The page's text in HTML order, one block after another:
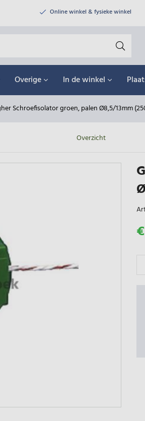
Online winkel & fysieke winkel
Overige In de winkel
Schroefisolator groen, palen Ø8,5/13mm
Overzicht